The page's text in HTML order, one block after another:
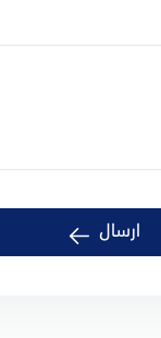
ارسال